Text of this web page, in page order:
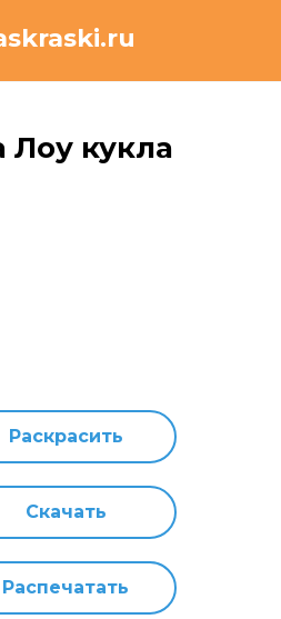
Лоу кукла
Раскрасить
Скачать
Распечатать